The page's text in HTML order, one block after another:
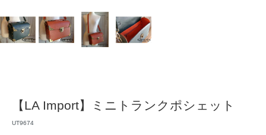
【LA Import】ミニトランクポシェット
UT9674